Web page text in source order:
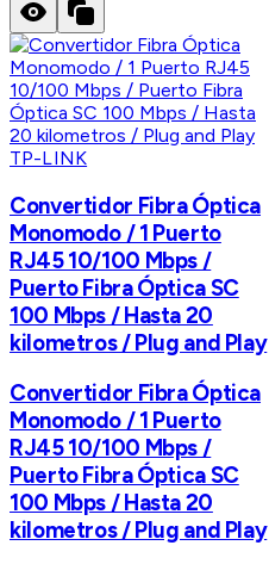
TP-LINK
Convertidor Fibra Óptica
Monomodo / 1 Puerto
RJ45 10/100 Mbps /
Puerto Fibra Óptica SC
100 Mbps / Hasta 20
kilometros / Plug and Play
Convertidor Fibra Óptica
Monomodo / 1 Puerto
RJ45 10/100 Mbps /
Puerto Fibra Óptica SC
100 Mbps / Hasta 20
kilometros / Plug and Play